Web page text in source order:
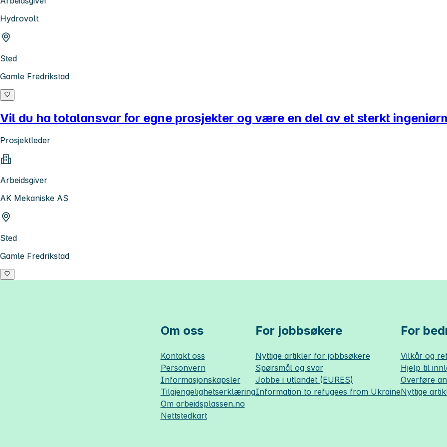
Hydrovolt
Sted
Gamle Fredrikstad
Vil du ha totalansvar for egne prosjekter og være en del av et sterkt
Prosjektleder
Arbeidsgiver
AK Mekaniske AS
Sted
Gamle Fredrikstad
Om oss
Kontakt oss
Personvern
Informasjonskapsler
Tilgjengelighetserklæring
Om arbeidsplassen.no
Nettstedkart
For jobbsøkere
Nyttige artikler for jobbsøkere
Spørsmål og svar
Jobbe i utlandet (EURES)
Information to refugees from Ukraine
For
Vilkår og
Hjelp til
Overføre
Nyttige